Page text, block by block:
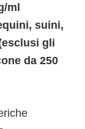
ml
suini,
gli
da 250